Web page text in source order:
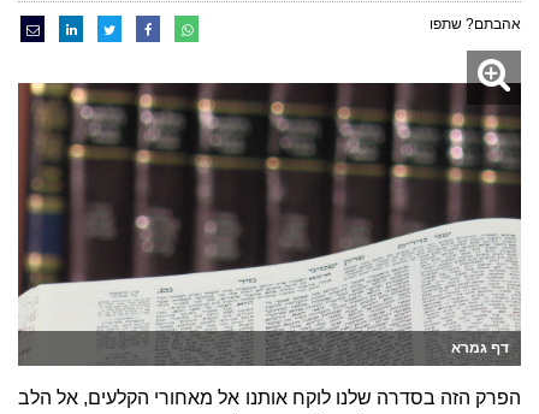
אהבתם? שתפו
דף גמרא
הפרק הזה בסדרה שלנו לוקח אותנו אל מאחורי הקלעים, אל הלב